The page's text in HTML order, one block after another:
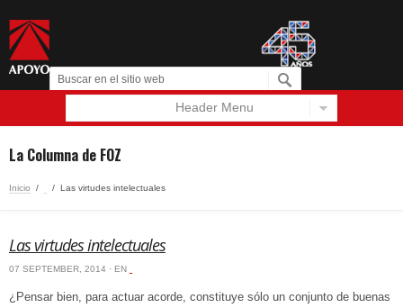
Header Menu
La Columna de FOZ
Inicio / / Las virtudes intelectuales
Las virtudes intelectuales
07 SEPTEMBER, 2014 · EN
¿Pensar bien, para actuar acorde, constituye sólo un conjunto de buenas